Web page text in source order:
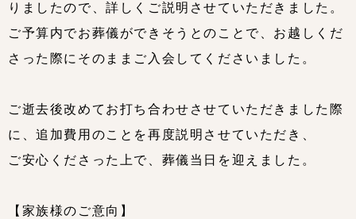
りましたので、詳しくご説明させていただきました。
ご予算内でお葬儀ができそうとのことで、お越しくだ
さった際にそのままご入会してくださいました。
ご逝去後改めてお打ち合わせさせていただきました際
に、追加費用のことを再度説明させていただき、
ご安心くださった上で、葬儀当日を迎えました。
【家族様のご意向】